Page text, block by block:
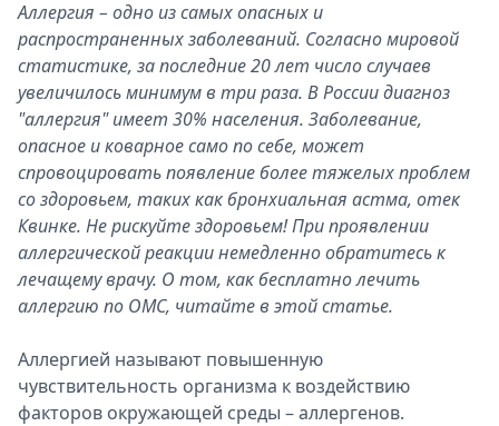
Спецпроекты
Звезды
Выборы
2026
Скачай
Metro
Аллергия – одно из самых опасных и
распространенных заболеваний. Согласно мировой
статистике, за последние 20 лет число случаев
увеличилось минимум в три раза. В России диагноз
"аллергия" имеет 30% населения. Заболевание,
опасное и коварное само по себе, может
спровоцировать появление более тяжелых проблем
со здоровьем, таких как бронхиальная астма, отек
Квинке. Не рискуйте здоровьем! При проявлении
аллергической реакции немедленно обратитесь к
лечащему врачу. О том, как бесплатно лечить
аллергию по ОМС, читайте в этой статье.
Аллергией называют повышенную
чувствительность организма к воздействию
факторов окружающей среды – аллергенов.